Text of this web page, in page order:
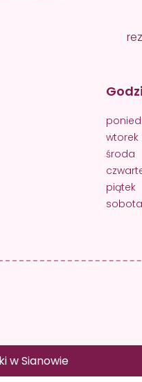
wtorek
środa
piątek
w Sianowie